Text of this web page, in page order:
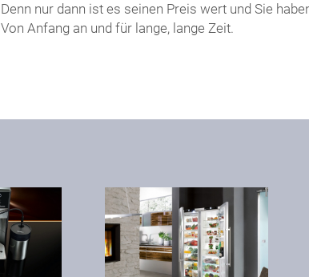
Denn nur dann ist es seinen Preis wert und Sie
Von Anfang an und für lange, lange Zeit.